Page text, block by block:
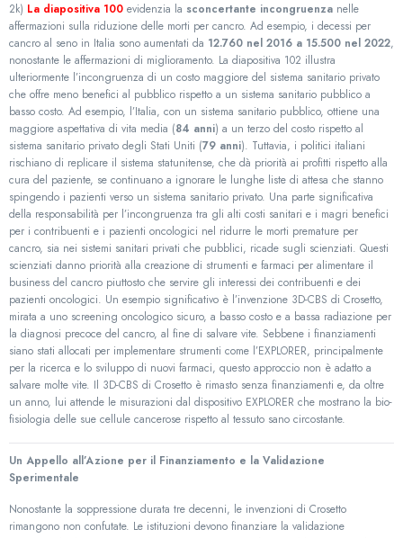
2k) La diapositiva 100 evidenzia la sconcertante incongruenza nelle
affermazioni sulla riduzione delle morti per cancro. Ad esempio, i decessi per
cancro al seno in Italia sono aumentati da 12.760 nel 2016 a 15.500 nel 2022,
nonostante le affermazioni di miglioramento. La diapositiva 102 illustra
ulteriormente l’incongruenza di un costo maggiore del sistema sanitario privato
che offre meno benefici al pubblico rispetto a un sistema sanitario pubblico a
basso costo. Ad esempio, l’Italia, con un sistema sanitario pubblico, ottiene una
maggiore aspettativa di vita media (84 anni) a un terzo del costo rispetto al
sistema sanitario privato degli Stati Uniti (79 anni). Tuttavia, i politici italiani
rischiano di replicare il sistema statunitense, che dà priorità ai profitti rispetto alla
cura del paziente, se continuano a ignorare le lunghe liste di attesa che stanno
spingendo i pazienti verso un sistema sanitario privato. Una parte significativa
della responsabilità per l’incongruenza tra gli alti costi sanitari e i magri benefici
per i contribuenti e i pazienti oncologici nel ridurre le morti premature per
cancro, sia nei sistemi sanitari privati che pubblici, ricade sugli scienziati. Questi
scienziati danno priorità alla creazione di strumenti e farmaci per alimentare il
business del cancro piuttosto che servire gli interessi dei contribuenti e dei
pazienti oncologici. Un esempio significativo è l’invenzione 3D-CBS di Crosetto,
mirata a uno screening oncologico sicuro, a basso costo e a bassa radiazione per
la diagnosi precoce del cancro, al fine di salvare vite. Sebbene i finanziamenti
siano stati allocati per implementare strumenti come l’EXPLORER, principalmente
per la ricerca e lo sviluppo di nuovi farmaci, questo approccio non è adatto a
salvare molte vite. Il 3D-CBS di Crosetto è rimasto senza finanziamenti e, da oltre
un anno, lui attende le misurazioni dal dispositivo EXPLORER che mostrano la bio-
fisiologia delle sue cellule cancerose rispetto al tessuto sano circostante.
Un Appello all’Azione per il Finanziamento e la Validazione
Sperimentale
Nonostante la soppressione durata tre decenni, le invenzioni di Crosetto
rimangono non confutate. Le istituzioni devono finanziare la validazione